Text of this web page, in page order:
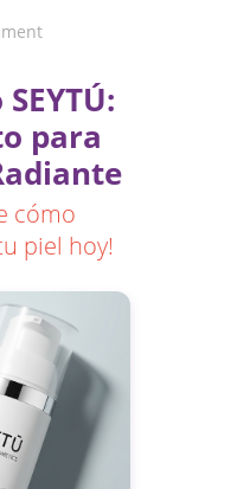
para
cómo
piel hoy!